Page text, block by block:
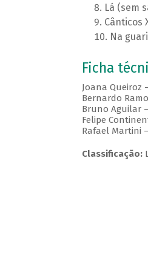
Lá (sem
Cânticos
Na
Ficha
Joana Queiroz
Bernardo
Bruno Aguilar
Felipe
Rafael Martini
Classificação: